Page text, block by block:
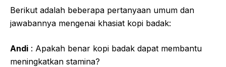
Berikut adalah beberapa pertanyaan umum dan
jawabannya mengenai khasiat kopi badak:
Andi : Apakah benar kopi badak dapat membantu
meningkatkan stamina?